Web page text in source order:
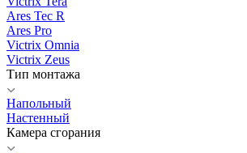
Ares Tec R
Ares Pro
Victrix Omnia
Victrix Zeus
Тип монтажа
Напольный
Настенный
Камера сгорания